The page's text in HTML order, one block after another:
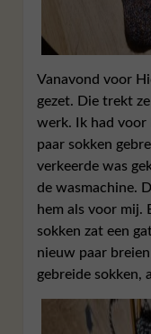
Vanavond voor
gezet. Die trekt
werk. Ik had voor
paar sokken
verkeerde was
de wasmachine.
hem als voor mij.
sokken zat een
nieuw paar
gebreide sokken,